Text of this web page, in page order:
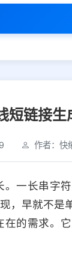
Android
短链接生
作者：快
一长串字
早就不是
的需求。